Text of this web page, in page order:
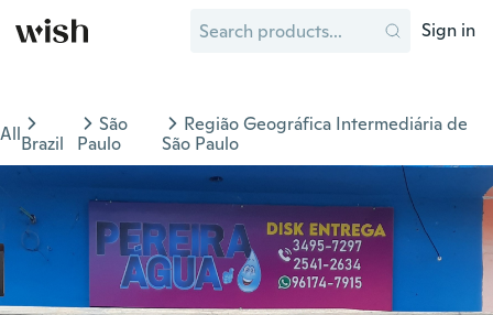
Sign in
AllBrazil
São
Paulo
Região Geográfica Intermediária de
São Paulo